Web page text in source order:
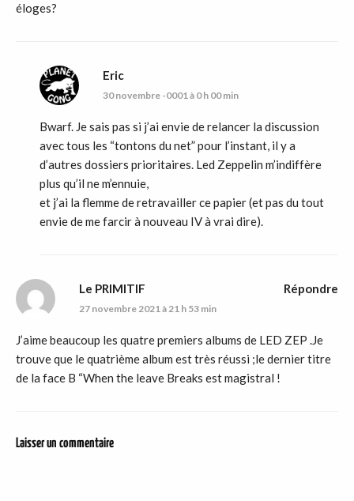
éloges?
Eric
30 novembre -0001 à 0 h 00 min
Bwarf. Je sais pas si j’ai envie de relancer la discussion
avec tous les “tontons du net” pour l’instant, il y a
d’autres dossiers prioritaires. Led Zeppelin m’indiffère
plus qu’il ne m’ennuie,
et j’ai la flemme de retravailler ce papier (et pas du tout
envie de me farcir à nouveau IV à vrai dire).
Le PRIMITIF
27 novembre 2021 à 21 h 53 min
J’aime beaucoup les quatre premiers albums de LED ZEP .Je
trouve que le quatrième album est très réussi ;le dernier titre
de la face B “When the leave Breaks est magistral !
Répondre
Laisser un commentaire